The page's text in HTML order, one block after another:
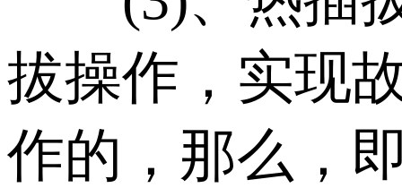
拔操作，实现
作的，那么，